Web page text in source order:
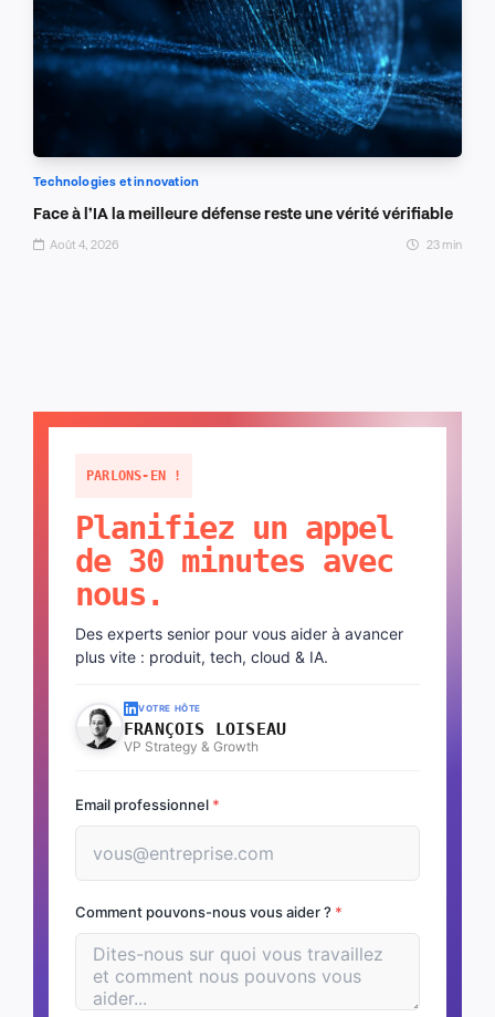
Technologies et innovation
Face à l’IA la meilleure défense reste une vérité vérifiable
Août 4, 2026 23 min
PARLONS-EN !
Planifiez un appel
de 30 minutes avec
nous.
Des experts senior pour vous aider à avancer
plus vite : produit, tech, cloud & IA.
VOTRE HÔTE
FRANÇOIS LOISEAU
VP Strategy & Growth
Email professionnel *
Comment pouvons-nous vous aider ? *